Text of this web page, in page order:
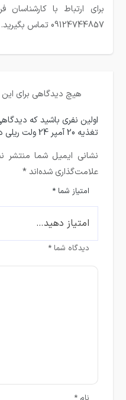
09124744857 تماس بگیرید.
هیچ دیدگاهی برای
اولین نفری باشید که
تغذیه 20 آمپر 24 ولت ریلی دلتا مدل DRL24V480W1AS”
نشانی ایمیل شما منتشر
علامت‌گذاری شده‌اند*
امتیاز شما*
دیدگاه شما*